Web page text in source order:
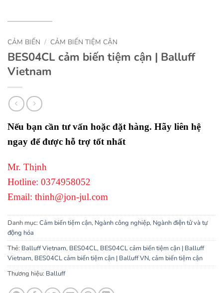
CẢM BIẾN / CẢM BIẾN TIỆM CẬN
BES04CL cảm biến tiệm cận | Balluff
Vietnam
Nếu bạn cần tư vấn hoặc đặt hàng. Hãy liên hệ
ngay để được hỗ trợ tốt nhất
Mr. Thịnh
Hotline: 0374958052
Email: thinh@jon-jul.com
Danh mục: Cảm biến tiệm cận, Ngành công nghiệp, Ngành điện tử và tự
động hóa
Thẻ: Balluff Vietnam, BES04CL, BES04CL cảm biến tiệm cận | Balluff
Vietnam, BES04CL cảm biến tiệm cận | Balluff VN, cảm biến tiệm cận
Thương hiệu: Balluff